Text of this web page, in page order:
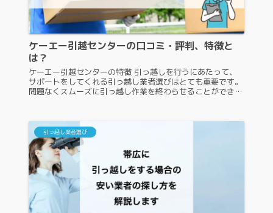
ケーエー引越センターの口コミ・評判、特徴と
は？
ケーエー引越センターの特徴 引っ越しを行うにあたって、
サポートをしてくれる引っ越し業者選びはとても重要です。
問題なくスムーズに引っ越し作業を終わらせることができる
引っ越し業者選び